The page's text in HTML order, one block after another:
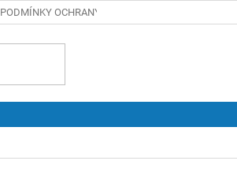
PODMÍNKY OCHRANY OSOBNÍCH ÚDAJŮ